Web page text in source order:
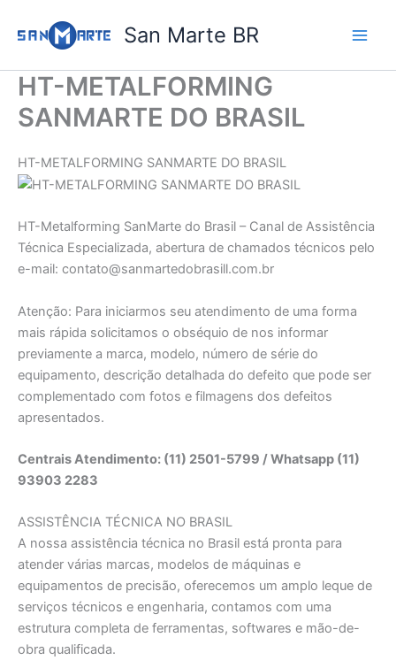
para
conteúdo
San Marte BR
HT-METALFORMING
SANMARTE DO BRASIL
HT-METALFORMING SANMARTE DO BRASIL
HT-Metalforming SanMarte do Brasil – Canal de Assistência
Técnica Especializada, abertura de chamados técnicos pelo
e-mail: contato@sanmartedobrasill.com.br
Atenção: Para iniciarmos seu atendimento de uma forma
mais rápida solicitamos o obséquio de nos informar
previamente a marca, modelo, número de série do
equipamento, descrição detalhada do defeito que pode ser
complementado com fotos e filmagens dos defeitos
apresentados.
Centrais Atendimento: (11) 2501-5799 / Whatsapp (11)
93903 2283
ASSISTÊNCIA TÉCNICA NO BRASIL
A nossa assistência técnica no Brasil está pronta para
atender várias marcas, modelos de máquinas e
equipamentos de precisão, oferecemos um amplo leque de
serviços técnicos e engenharia, contamos com uma
estrutura completa de ferramentas, softwares e mão-de-
obra qualificada.